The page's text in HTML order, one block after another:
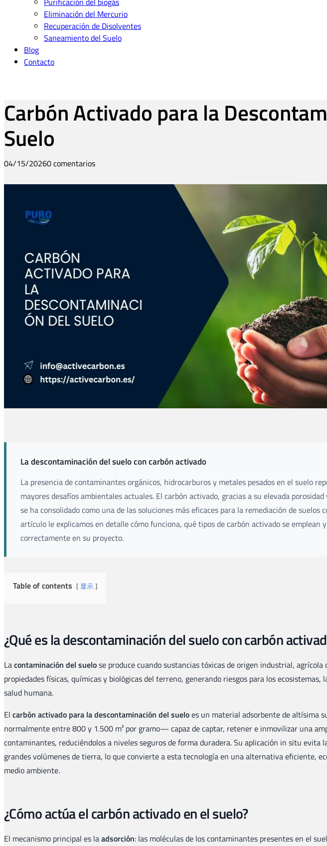
Eliminación del Mercurio
Recuperación de Disolventes
Saneamiento del Suelo
Blog
Contacto
Carbón Activado para la
Suelo
04/15/20260 comentarios
La descontaminación del suelo con carbón activado
La presencia de contaminantes orgánicos, hidrocarburos y metales pesados en el suelo
mayores desafíos ambientales actuales. El carbón activado, gracias a su elevada porosidad
se ha consolidado como una de las soluciones más eficaces para la remediación de suelos
artículo le explicamos en detalle cómo funciona, qué tipos de carbón activado se emplean
correctamente en su proyecto.
Table of contents 显示
¿Qué es la descontaminación del suelo con carbón
Lacontaminación del suelose produce cuando sustancias tóxicas de origen industrial,
propiedades físicas, químicas y biológicas del terreno, generando riesgos para los ecosistemas,
salud humana.
El carbón activado para la descontaminación del sueloes un material adsorbente de altísima
normalmente entre 800 y 1.500 m² por gramo— capaz de captar, retener e inmovilizar una
contaminantes, reduciéndolos a niveles seguros de forma duradera. Su aplicación in situ evita
grandes volúmenes de tierra, lo que convierte a esta tecnología en una alternativa eficiente,
medio ambiente.
¿Cómo actúa el carbón activado en el suelo?
El mecanismo principal es laadsorción: las moléculas de los contaminantes presentes en el